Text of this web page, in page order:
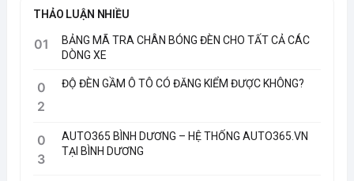
THẢO LUẬN NHIỀU
01
BẢNG MÃ TRA CHÂN BÓNG ĐÈN CHO TẤT CẢ CÁC
DÒNG XE
0
2
ĐỘ ĐÈN GẦM Ô TÔ CÓ ĐĂNG KIỂM ĐƯỢC KHÔNG?
0
3
AUTO365 BÌNH DƯƠNG – HỆ THỐNG AUTO365.VN
TẠI BÌNH DƯƠNG